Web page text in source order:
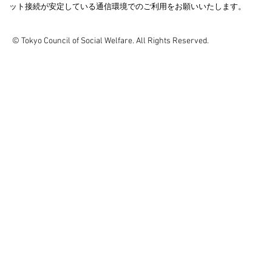
ット接続が安定している通信環境でのご利用をお願いいたします。
© Tokyo Council of Social Welfare. All Rights Reserved.